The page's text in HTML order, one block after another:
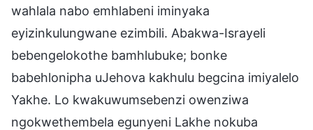
wahlala nabo emhlabeni iminyaka
eyizinkulungwane ezimbili. Abakwa-Israyeli
bebengelokothe bamhlubuke; bonke
babehlonipha uJehova kakhulu begcina imiyalelo
Yakhe. Lo kwakuwumsebenzi owenziwa
ngokwethembela egunyeni Lakhe nokuba